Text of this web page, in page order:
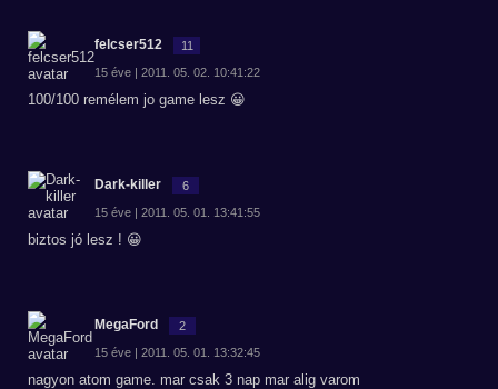
felcser512 11
15 éve | 2011. 05. 02. 10:41:22
100/100 remélem jo game lesz 😀
Dark-killer 6
15 éve | 2011. 05. 01. 13:41:55
biztos jó lesz ! 😀
MegaFord 2
15 éve | 2011. 05. 01. 13:32:45
nagyon atom game. mar csak 3 nap mar alig varom